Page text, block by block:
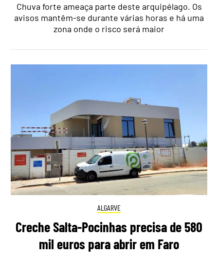
Chuva forte ameaça parte deste arquipélago. Os
avisos mantêm-se durante várias horas e há uma
zona onde o risco será maior
ALGARVE
Creche Salta-Pocinhas precisa de 580
mil euros para abrir em Faro